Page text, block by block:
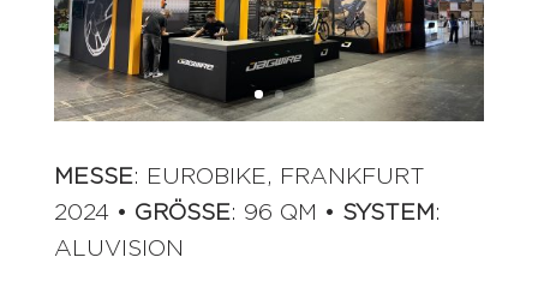
MESSE: EUROBIKE, FRANKFURT
2024 • GRÖSSE: 96 QM • SYSTEM:
ALUVISION